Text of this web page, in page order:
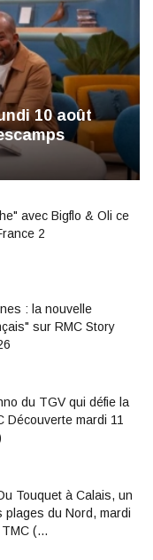
10 août
avec Bigflo & Oli ce
2
: la nouvelle
sur RMC Story
du TGV qui défie la
Découverte mardi 11
Touquet à Calais, un
plages du Nord, mardi
TMC (…